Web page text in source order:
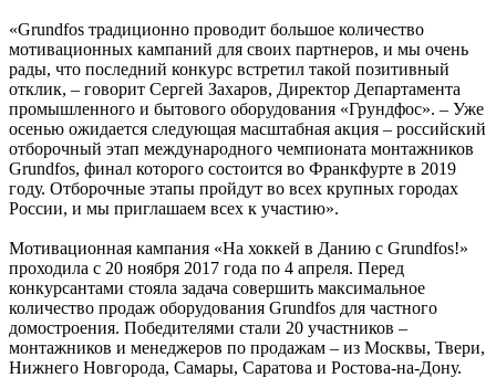
«Grundfos традиционно проводит большое количество
мотивационных кампаний для своих партнеров, и мы очень
рады, что последний конкурс встретил такой позитивный
отклик, – говорит Сергей Захаров, Директор Департамента
промышленного и бытового оборудования «Грундфос». – Уже
осенью ожидается следующая масштабная акция – российский
отборочный этап международного чемпионата монтажников
Grundfos, финал которого состоится во Франкфурте в 2019
году. Отборочные этапы пройдут во всех крупных городах
России, и мы приглашаем всех к участию».
Мотивационная кампания «На хоккей в Данию с Grundfos!»
проходила с 20 ноября 2017 года по 4 апреля. Перед
конкурсантами стояла задача совершить максимальное
количество продаж оборудования Grundfos для частного
домостроения. Победителями стали 20 участников –
монтажников и менеджеров по продажам – из Москвы, Твери,
Нижнего Новгорода, Самары, Саратова и Ростова-на-Дону.